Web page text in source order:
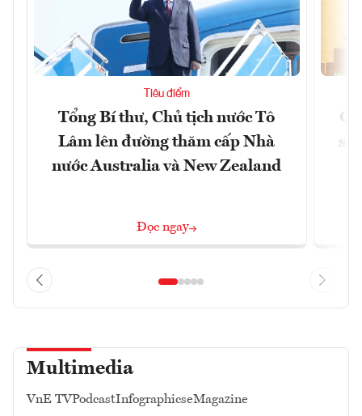
Tiêu điểm
Tổng Bí thư, Chủ tịch nước Tô
Lâm lên đường thăm cấp Nhà
nước Australia và New Zealand
Đọc ngay
Multimedia
VnE TVPodcastInfographicseMagazine